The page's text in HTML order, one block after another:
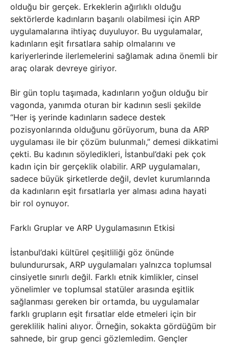
olduğu bir gerçek. Erkeklerin ağırlıklı olduğu
sektörlerde kadınların başarılı olabilmesi için ARP
uygulamalarına ihtiyaç duyuluyor. Bu uygulamalar,
kadınların eşit fırsatlara sahip olmalarını ve
kariyerlerinde ilerlemelerini sağlamak adına önemli bir
araç olarak devreye giriyor.
Bir gün toplu taşımada, kadınların yoğun olduğu bir
vagonda, yanımda oturan bir kadının sesli şekilde
“Her iş yerinde kadınların sadece destek
pozisyonlarında olduğunu görüyorum, buna da ARP
uygulaması ile bir çözüm bulunmalı,” demesi dikkatimi
çekti. Bu kadının söyledikleri, İstanbul’daki pek çok
kadın için bir gerçeklik olabilir. ARP uygulamaları,
sadece büyük şirketlerde değil, devlet kurumlarında
da kadınların eşit fırsatlarla yer alması adına hayati
bir rol oynuyor.
Farklı Gruplar ve ARP Uygulamasının Etkisi
İstanbul’daki kültürel çeşitliliği göz önünde
bulundurursak, ARP uygulamaları yalnızca toplumsal
cinsiyetle sınırlı değil. Farklı etnik kimlikler, cinsel
yönelimler ve toplumsal statüler arasında eşitlik
sağlanması gereken bir ortamda, bu uygulamalar
farklı grupların eşit fırsatlar elde etmeleri için bir
gereklilik halini alıyor. Örneğin, sokakta gördüğüm bir
sahnede, bir grup genci gözlemledim. Gençler